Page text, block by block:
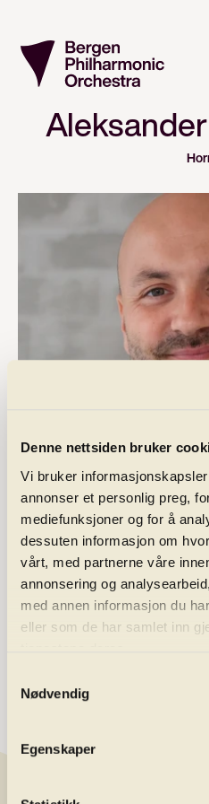
Denne nettsiden bruker
Vi bruker
annonser et personlig preg,
mediefunksjoner og for å
dessuten informasjon om
vårt, med partnerne våre
annonsering og
med annen informasjon du
eller som de har samlet inn
Nødvendig
Egenskaper
Programme
Contact
Newsletter